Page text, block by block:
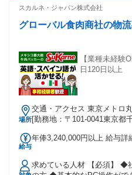
る方 ※Word、Excel、PowerPointなどのPCスキルは必須では
スカルネ・ジャパン株式会社
グローバル食肉商社の物
【業種未経験
日120日以上
場所
交通・アクセス 東京メトロ
線「小川町駅」より徒歩1分
[勤務地：〒101-0041東京都
給与
年俸3,240,000円以上 給与
万7252円 〜（固定残業時間
時間を超えた勤務時間につい
求めている人材 【必須】 ◆